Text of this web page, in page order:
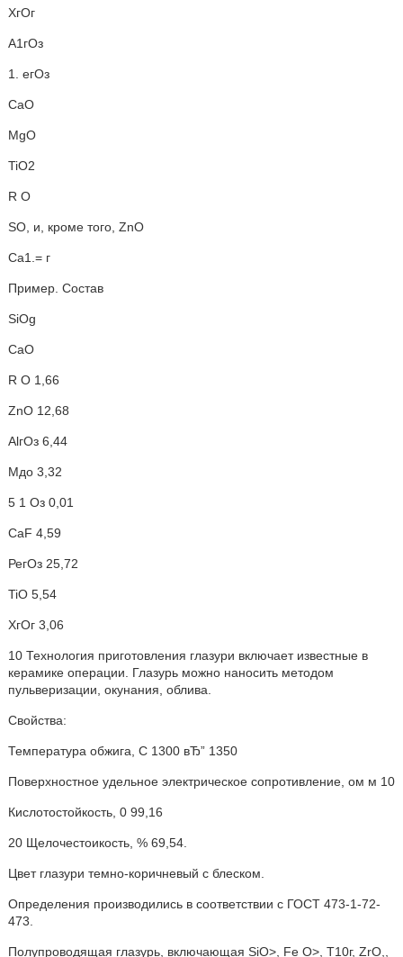
ХгОг
А1гОз
1. егОз
СаО
MgO
TiO2
R О
SO, и, кроме того, ZnO
Са1.= г
Пример. Состав
SiOg
СаО
R O 1,66
ZnO 12,68
АlгОз 6,44
Мдо 3,32
5 1 Оз 0,01
CaF 4,59
РегОз 25,72
TiO 5,54
ХгОг 3,06
10 Технология приготовления глазури включает известные в
керамике операции. Глазурь можно наносить методом
пульверизации, окунания, облива.
Свойства:
Температура обжига, С 1300 вЂ” 1350
Поверхностное удельное электрическое сопротивление, ом м 10
Кислотостойкость, 0 99,16
20 Щелочестоикость, % 69,54.
Цвет глазури темно-коричневый с блеском.
Определения производились в соответствии с ГОСТ 473-1-72-
473.
Полупроводящая глазурь, включающая SiO>, Fe O>, Т10г, ZrO,,